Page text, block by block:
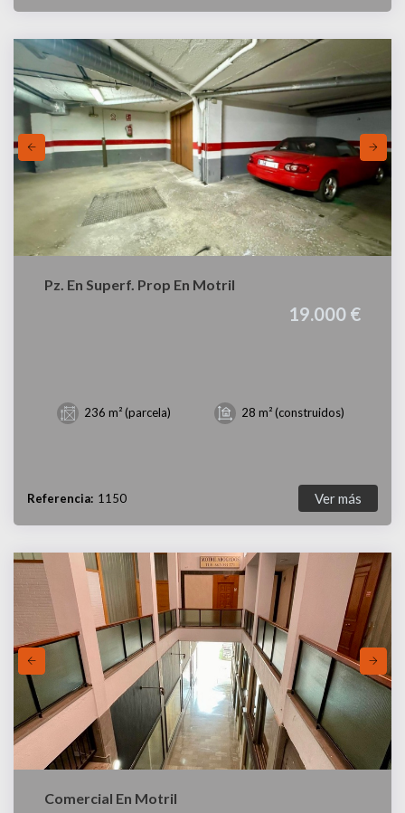
Pz. En Superf. Prop En Motril
19.000 €
236 m² (parcela) 28 m² (construidos)
Referencia: 1150 Ver más
Comercial En Motril